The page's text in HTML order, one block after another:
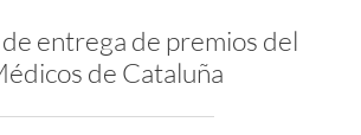
entrega de premios del
de Cataluña